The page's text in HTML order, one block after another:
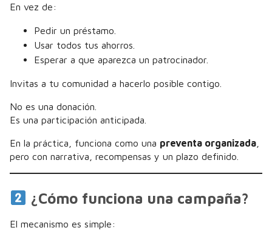
En vez de:
Pedir un préstamo.
Usar todos tus ahorros.
Esperar a que aparezca un patrocinador.
Invitas a tu comunidad a hacerlo posible contigo.
No es una donación.
Es una participación anticipada.
En la práctica, funciona como una preventa organizada
pero con narrativa, recompensas y un plazo definido.
¿Cómo funciona una campaña?
El mecanismo es simple: